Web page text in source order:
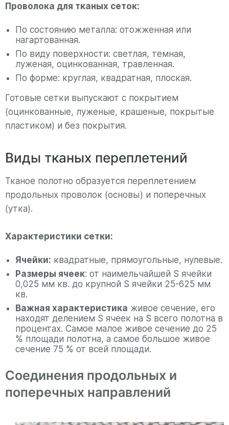
Проволока для тканых сеток:
По состоянию металла: отожженная или
нагартованная.
По виду поверхности: светлая, темная,
луженая, оцинкованная, травленная.
По форме: круглая, квадратная, плоская.
Готовые сетки выпускают с покрытием
(оцинкованные, луженые, крашеные, покрытые
пластиком) и без покрытия.
Виды тканых переплетений
Тканое полотно образуется переплетением
продольных проволок (основы) и поперечных
(утка).
Характеристики сетки:
Ячейки: квадратные, прямоугольные, нулевые.
Размеры ячеек: от наимельчайшей S ячейки
0,025 мм кв. до крупной S ячейки 25-625 мм
кв.
Важная характеристика живое сечение, его
находят делением S ячеек на S всего полотна в
процентах. Самое малое живое сечение до 25
% площади полотна, а самое большое живое
сечение 75 % от всей площади.
Соединения продольных и
поперечных направлений